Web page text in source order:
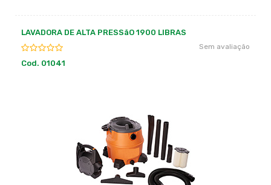
LAVADORA DE ALTA PRESSãO 1900 LIBRAS
Sem avaliação
Cod. 01041